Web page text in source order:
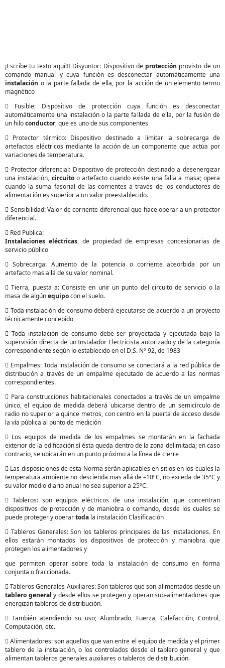
¡Escribe tu texto aquí! Disyuntor: Dispositivo de protección provisto de un
comando manual y cuya función es desconectar automáticamente una
instalación o la parte fallada de ella, por la acción de un elemento termo
magnético
 Fusible: Dispositivo de protección cuya función es desconectar
automáticamente una instalación o la parte fallada de ella, por la fusión de
un hiloconductor, que es uno de sus componentes
 Protector térmico: Dispositivo destinado a limitar la sobrecarga de
artefactos eléctricos mediante la acción de un componente que actúa por
variaciones de temperatura.
 Protector diferencial: Dispositivo de protección destinado a desenergizar
una instalación, circuitoo artefacto cuando existe una falla a masa; opera
cuando la suma fasorial de las corrientes a través de los conductores de
alimentación es superior a un valor preestablecido.
 Sensibilidad: Valor de corriente diferencial que hace operar a un protector
diferencial.
 Red Publica:
Instalaciones eléctricas, de propiedad de empresas concesionarias de
servicio público
 Sobrecarga: Aumento de la potencia o corriente absorbida por un
artefacto mas allá de su valor nominal.
 Tierra, puesta a: Consiste en unir un punto del circuito de servicio o la
masa de algúnequipocon el suelo.
 Toda instalación de consumo deberá ejecutarse de acuerdo a un proyecto
técnicamente concebido
 Toda instalación de consumo debe ser proyectada y ejecutada bajo la
supervisión directa de un Instalador Electricista autorizado y de la categoría
correspondiente según lo establecido en el D.S. Nº 92, de 1983
 Empalmes: Toda instalación de consumo se conectará a la red pública de
distribución a través de un empalme ejecutado de acuerdo a las normas
correspondientes.
 Para construcciones habitacionales conectados a través de un empalme
único, el equipo de medida deberá ubicarse dentro de un semicírculo de
radio no superior a quince metros, con centro en la puerta de acceso desde
la vía pública al punto de medición
 Los equipos de medida de los empalmes se montarán en la fachada
exterior de la edificación sí ésta queda dentro de la zona delimitada; en caso
contrario, se ubicarán en un punto próximo a la línea de cierre
 Las disposiciones de esta Norma serán aplicables en sitios en los cuales la
temperatura ambiente no descienda mas allá de –10ºC, no exceda de 35ºC y
su valor medio diario anual no sea superior a 25ºC.
 Tableros: son equipos eléctricos de una instalación, que concentran
dispositivos de protección y de maniobra o comando, desde los cuales se
puede proteger y operartoda la instalación Clasificación
 Tableros Generales: Son los tableros principales de las instalaciones. En
ellos estarán montados los dispositivos de protección y maniobra que
protegen los alimentadores y
que permiten operar sobre toda la instalación de consumo en forma
conjunta o fraccionada.
 Tableros Generales Auxiliares: Son tableros que son alimentados desde un
tablero general y desde ellos se protegen y operan sub-alimentadores que
energizan tableros de distribución.
 También atendiendo su uso; Alumbrado, Fuerza, Calefacción, Control,
Computación, etc.
 Alimentadores: son aquellos que van entre el equipo de medida y el primer
tablero de la instalación, o los controlados desde el tablero general y que
alimentan tableros generales auxiliares o tableros de distribución.